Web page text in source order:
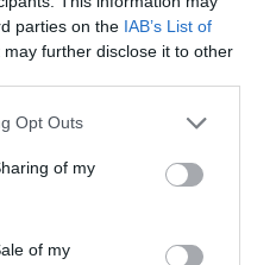
parties on the IAB’s List of
may further disclose it to other
uses one or more Google
behaviour. You may click to
and its third-party tags to
purposes in below Google
Opt Outs
of my
of my
Értékeld Te is